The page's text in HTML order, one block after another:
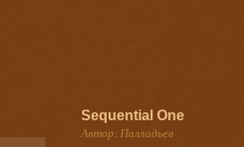
Sequential One
Автор: Палладьев